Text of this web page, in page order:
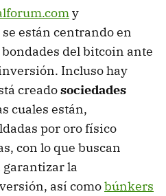
y
se están centrando en
del bitcoin ante
Incluso hay
creadosociedades
cuales están,
por oro físico
con lo que buscan
la
así comobúnkers